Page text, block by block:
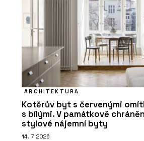
ARCHITEKTURA
Kotěrův byt s červenými
s bílými. V památkově
stylové nájemní byty
14. 7. 2026